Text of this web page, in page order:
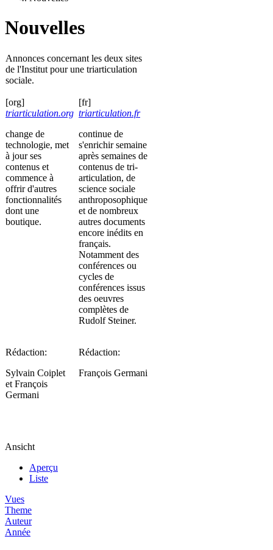
Nouvelles
Annonces concernant les deux sites
de l'Institut pour une triarticulation
sociale.
[org]
triarticulation.org
change de
technologie, met
à jour ses
contenus et
commence à
offrir d'autres
fonctionnalités
dont une
boutique.
[fr]
triarticulation.fr
continue de
s'enrichir semaine
après semaines de
contenus de tri-
articulation, de
science sociale
anthroposophique
et de nombreux
autres documents
encore inédits en
français.
Notamment des
conférences ou
cycles de
conférences issus
des oeuvres
complètes de
Rudolf Steiner.
Rédaction:
Sylvain Coiplet
et François
Germani
Rédaction:
François Germani
Ansicht
Aperçu
Liste
Vues
Theme
Auteur
Année